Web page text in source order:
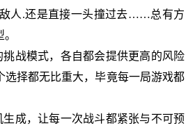
人.还是直接一头撞过去……总有方
战模式，各自都会提供更高的风险
选择都无比重大，毕竟每一局游戏都
成，让每一次战斗都紧张与不可预